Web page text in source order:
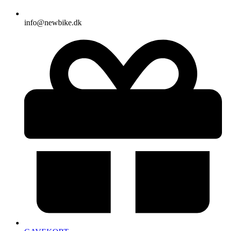
info@newbike.dk